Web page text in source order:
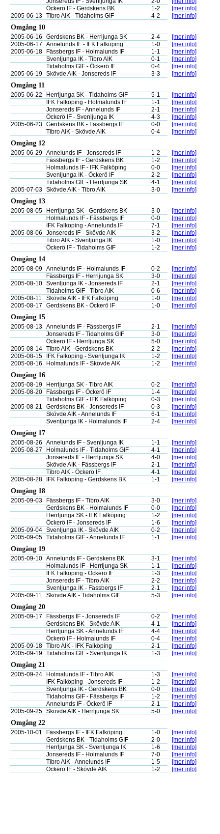
Öckerö IF - Gerdskens BK
1-2
[mer info]
2005-06-13 Tibro AIK - Tidaholms GIF 4-2 [mer info]
Omgång 10
2005-06-16 Gerdskens BK - Herrljunga SK 2-4
[mer info]
2005-06-17
Annelunds IF - IFK Falköping 1-0
[mer info]
2005-06-18
Fässbergs IF - Holmalunds IF 1-1
[mer info]
Svenljunga IK - Tibro AIK
0-1
[mer info]
Tidaholms GIF - Öckerö IF
0-4
[mer info]
2005-06-19 Skövde AIK - Jonsereds IF 3-3 [mer info]
Omgång 11
2005-06-22 Herrljunga SK - Tidaholms GIF 5-1
[mer info]
IFK Falköping - Holmalunds IF
1-1
[mer info]
Jonsereds IF - Annelunds IF
2-1
[mer info]
Öckerö IF - Svenljunga IK
4-3
[mer info]
2005-06-23 Gerdskens BK - Fässbergs IF 0-0
[mer info]
Tibro AIK - Skövde AIK
0-4 [mer info]
Omgång 12
2005-06-29 Annelunds IF - Jonsereds IF 1-2
[mer info]
Fässbergs IF - Gerdskens BK
1-2
[mer info]
Holmalunds IF - IFK Falköping
0-0
[mer info]
Svenljunga IK - Öckerö IF
2-2
[mer info]
Tidaholms GIF - Herrljunga SK
4-1
[mer info]
2005-07-03 Skövde AIK - Tibro AIK 3-0 [mer info]
Omgång 13
2005-08-05 Herrljunga SK - Gerdskens BK 3-0
[mer info]
Holmalunds IF - Fässbergs IF
0-0
[mer info]
IFK Falköping - Annelunds IF
7-1
[mer info]
2005-08-06
Jonsereds IF - Skövde AIK 3-2
[mer info]
Tibro AIK - Svenljunga IK
1-0
[mer info]
Öckerö IF - Tidaholms GIF
1-2 [mer info]
Omgång 14
2005-08-09 Annelunds IF - Holmalunds IF 0-2
[mer info]
Fässbergs IF - Herrljunga SK
3-0
[mer info]
2005-08-10 Svenljunga IK - Jonsereds IF 2-1
[mer info]
Tidaholms GIF - Tibro AIK
0-6
[mer info]
2005-08-11
Skövde AIK - IFK Falköping 1-0
[mer info]
2005-08-17
Gerdskens BK - Öckerö IF 1-0 [mer info]
Omgång 15
2005-08-13 Annelunds IF - Fässbergs IF 2-1
[mer info]
Jonsereds IF - Tidaholms GIF
3-0
[mer info]
Öckerö IF - Herrljunga SK
5-0
[mer info]
2005-08-14 Tibro AIK - Gerdskens BK 2-2
[mer info]
2005-08-15
IFK Falköping - Svenljunga IK 1-2
[mer info]
2005-08-16
Holmalunds IF - Skövde AIK 1-2 [mer info]
Omgång 16
2005-08-19 Herrljunga SK - Tibro AIK 0-2
[mer info]
2005-08-20
Fässbergs IF - Öckerö IF 1-4
[mer info]
Tidaholms GIF - IFK Falköping
0-3
[mer info]
2005-08-21
Gerdskens BK - Jonsereds IF 0-3
[mer info]
Skövde AIK - Annelunds IF
6-1
[mer info]
Svenljunga IK - Holmalunds IF
2-4 [mer info]
Omgång 17
2005-08-26 Annelunds IF - Svenljunga IK 1-1
[mer info]
2005-08-27
Holmalunds IF - Tidaholms GIF 4-1
[mer info]
Jonsereds IF - Herrljunga SK
4-0
[mer info]
Skövde AIK - Fässbergs IF
2-1
[mer info]
Tibro AIK - Öckerö IF
4-1
[mer info]
2005-08-28
IFK Falköping - Gerdskens BK 1-1 [mer info]
Omgång 18
2005-09-03 Fässbergs IF - Tibro AIK 3-0
[mer info]
Gerdskens BK - Holmalunds IF
0-0
[mer info]
Herrljunga SK - IFK Falköping
1-2
[mer info]
Öckerö IF - Jonsereds IF
1-6
[mer info]
2005-09-04 Svenljunga IK - Skövde AIK 0-2
[mer info]
2005-09-05 Tidaholms GIF - Annelunds IF 1-1 [mer info]
Omgång 19
2005-09-10 Annelunds IF - Gerdskens BK 3-1
[mer info]
Holmalunds IF - Herrljunga SK
1-1
[mer info]
IFK Falköping - Öckerö IF
1-3
[mer info]
Jonsereds IF - Tibro AIK
2-2
[mer info]
Svenljunga IK - Fässbergs IF
2-1
[mer info]
2005-09-11
Skövde AIK - Tidaholms GIF 5-3 [mer info]
Omgång 20
2005-09-17 Fässbergs IF - Jonsereds IF 0-2
[mer info]
Gerdskens BK - Skövde AIK
4-1
[mer info]
Herrljunga SK - Annelunds IF
4-4
[mer info]
Öckerö IF - Holmalunds IF
0-4
[mer info]
2005-09-18 Tibro AIK - IFK Falköping 2-1
[mer info]
2005-09-19 Tidaholms GIF - Svenljunga IK 1-3 [mer info]
Omgång 21
2005-09-24 Holmalunds IF - Tibro AIK 1-3
[mer info]
IFK Falköping - Jonsereds IF
1-2
[mer info]
Svenljunga IK - Gerdskens BK
0-0
[mer info]
Tidaholms GIF - Fässbergs IF
1-2
[mer info]
Annelunds IF - Öckerö IF
2-1
[mer info]
2005-09-25 Skövde AIK - Herrljunga SK 5-0 [mer info]
Omgång 22
2005-10-01 Fässbergs IF - IFK Falköping 1-0
[mer info]
Gerdskens BK - Tidaholms GIF
2-0
[mer info]
Herrljunga SK - Svenljunga IK
1-6
[mer info]
Jonsereds IF - Holmalunds IF
7-0
[mer info]
Tibro AIK - Annelunds IF
1-5
[mer info]
Öckerö IF - Skövde AIK
1-2 [mer info]